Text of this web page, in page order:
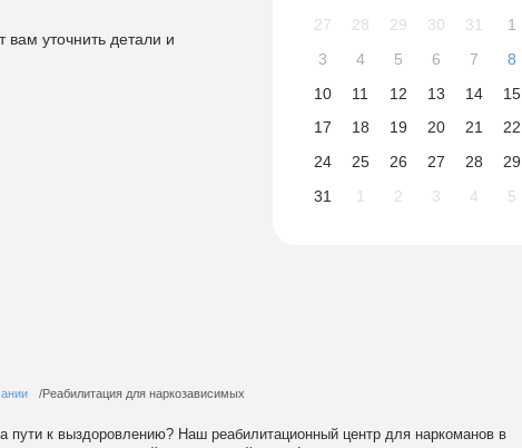
вам уточнить детали и
27 28 29 30 31 1
3
4 5 6 7 8
10
11 12 13 14 15
17
18 19 20 21 22
24
25 26 27 28 29
31
1 2 3 4 5
Реабилитация для наркозависимых
к выздоровлению? Наш реабилитационный центр для наркоманов в